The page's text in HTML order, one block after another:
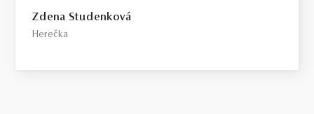
Select / náš tip
Zdena Studenková
Herečka